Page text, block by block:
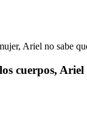
Ariel no sabe
cuerpos,